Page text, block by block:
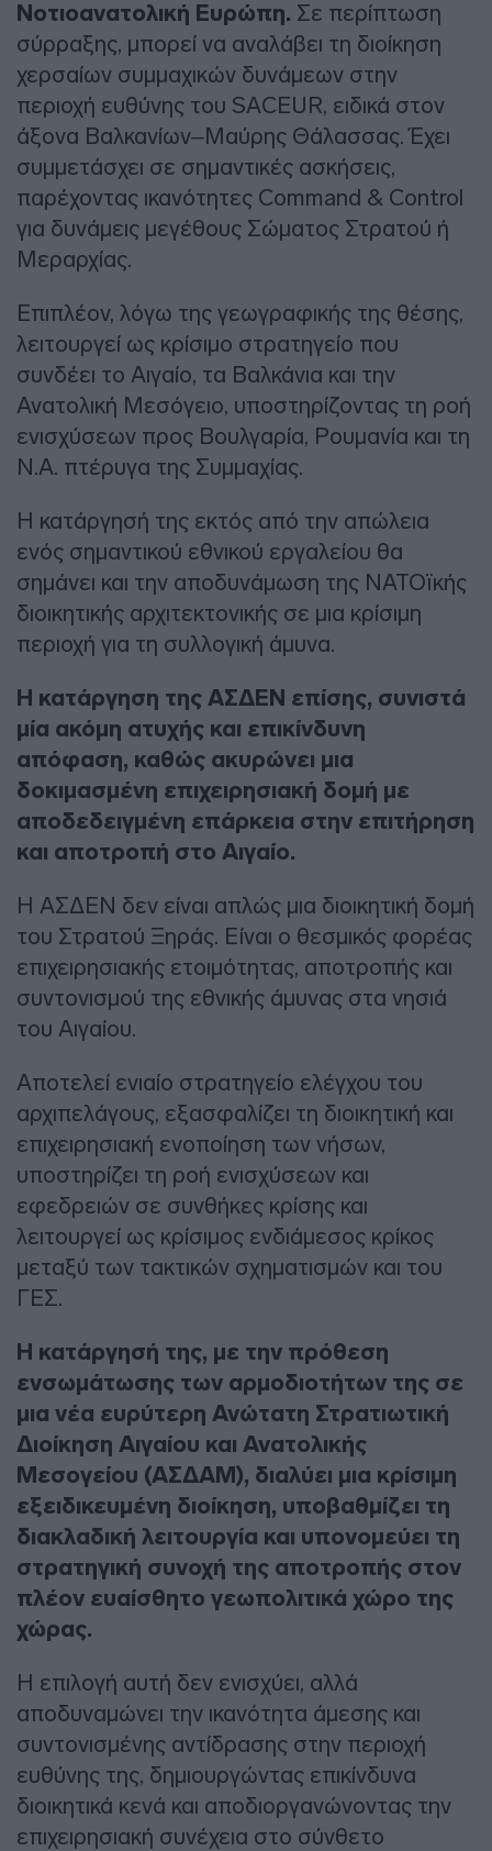
Νοτιοανατολική Ευρώπη. Σε περίπτωση
σύρραξης, μπορεί να αναλάβει τη διοίκηση
χερσαίων συμμαχικών δυνάμεων στην
περιοχή ευθύνης του SACEUR, ειδικά στον
άξονα Βαλκανίων–Μαύρης Θάλασσας. Έχει
συμμετάσχει σε σημαντικές ασκήσεις,
παρέχοντας ικανότητες Command & Control
για δυνάμεις μεγέθους Σώματος Στρατού ή
Μεραρχίας.
Επιπλέον, λόγω της γεωγραφικής της θέσης,
λειτουργεί ως κρίσιμο στρατηγείο που
συνδέει το Αιγαίο, τα Βαλκάνια και την
Ανατολική Μεσόγειο, υποστηρίζοντας τη ροή
ενισχύσεων προς Βουλγαρία, Ρουμανία και τη
Ν.Α. πτέρυγα της Συμμαχίας.
Η κατάργησή της εκτός από την απώλεια
ενός σημαντικού εθνικού εργαλείου θα
σημάνει και την αποδυνάμωση της ΝΑΤΟϊκής
διοικητικής αρχιτεκτονικής σε μια κρίσιμη
περιοχή για τη συλλογική άμυνα.
Η κατάργηση της ΑΣΔΕΝ επίσης, συνιστά
μία ακόμη ατυχής και επικίνδυνη
απόφαση, καθώς ακυρώνει μια
δοκιμασμένη επιχειρησιακή δομή με
αποδεδειγμένη επάρκεια στην επιτήρηση
και αποτροπή στο Αιγαίο.
Η ΑΣΔΕΝ δεν είναι απλώς μια διοικητική δομή
του Στρατού Ξηράς. Είναι ο θεσμικός φορέας
επιχειρησιακής ετοιμότητας, αποτροπής και
συντονισμού της εθνικής άμυνας στα νησιά
του Αιγαίου.
Αποτελεί ενιαίο στρατηγείο ελέγχου του
αρχιπελάγους, εξασφαλίζει τη διοικητική και
επιχειρησιακή ενοποίηση των νήσων,
υποστηρίζει τη ροή ενισχύσεων και
εφεδρειών σε συνθήκες κρίσης και
λειτουργεί ως κρίσιμος ενδιάμεσος κρίκος
μεταξύ των τακτικών σχηματισμών και του
ΓΕΣ.
Η κατάργησή της, με την πρόθεση
ενσωμάτωσης των αρμοδιοτήτων της σε
μια νέα ευρύτερη Ανώτατη Στρατιωτική
Διοίκηση Αιγαίου και Ανατολικής
Μεσογείου (ΑΣΔΑΜ), διαλύει μια κρίσιμη
εξειδικευμένη διοίκηση, υποβαθμίζει τη
διακλαδική λειτουργία και υπονομεύει τη
στρατηγική συνοχή της αποτροπής στον
πλέον ευαίσθητο γεωπολιτικά χώρο της
χώρας.
Η επιλογή αυτή δεν ενισχύει, αλλά
αποδυναμώνει την ικανότητα άμεσης και
συντονισμένης αντίδρασης στην περιοχή
ευθύνης της, δημιουργώντας επικίνδυνα
διοικητικά κενά και αποδιοργανώνοντας την
επιχειρησιακή συνέχεια στο σύνθετο